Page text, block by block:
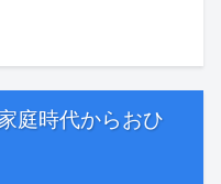
庭時代からおひ